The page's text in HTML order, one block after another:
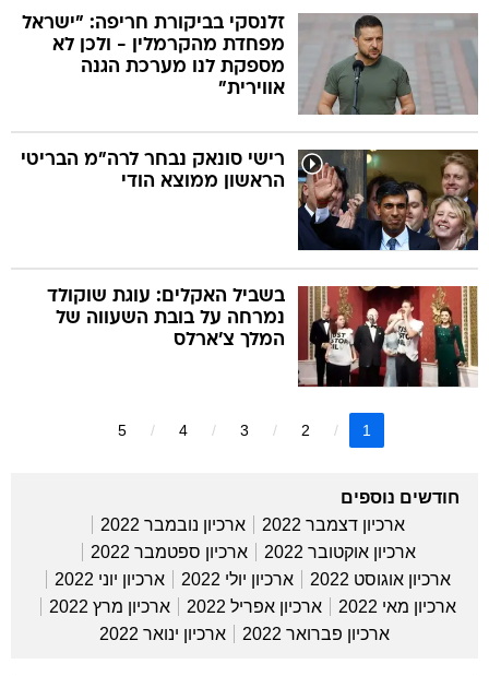
זלנסקי בביקורת חריפה: "ישראל
מפחדת מהקרמלין - ולכן לא
מספקת לנו מערכת הגנה
אווירית"
רישי סונאק נבחר לרה"מ הבריטי
הראשון ממוצא הודי
בשביל האקלים: עוגת שוקולד
נמרחה על בובת השעווה של
המלך צ'ארלס
1
2
3
4
5
חודשים נוספים
ארכיון דצמבר 2022
ארכיון נובמבר 2022
ארכיון אוקטובר 2022
ארכיון ספטמבר 2022
ארכיון אוגוסט 2022
ארכיון יולי 2022
ארכיון יוני 2022
ארכיון מאי 2022
ארכיון אפריל 2022
ארכיון מרץ 2022
ארכיון פברואר 2022
ארכיון ינואר 2022